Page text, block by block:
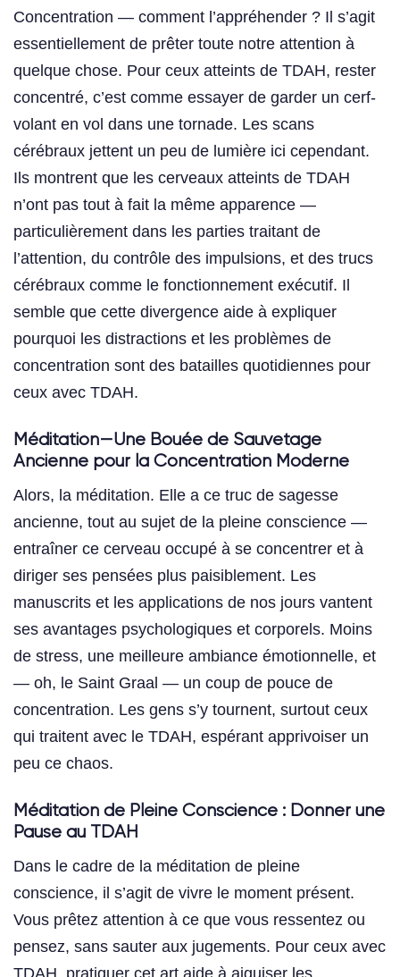
Concentration — comment l’appréhender ? Il s’agit
essentiellement de prêter toute notre attention à
quelque chose. Pour ceux atteints de TDAH, rester
concentré, c’est comme essayer de garder un cerf-
volant en vol dans une tornade. Les scans
cérébraux jettent un peu de lumière ici cependant.
Ils montrent que les cerveaux atteints de TDAH
n’ont pas tout à fait la même apparence —
particulièrement dans les parties traitant de
l’attention, du contrôle des impulsions, et des trucs
cérébraux comme le fonctionnement exécutif. Il
semble que cette divergence aide à expliquer
pourquoi les distractions et les problèmes de
concentration sont des batailles quotidiennes pour
ceux avec TDAH.
Méditation—Une Bouée de Sauvetage
Ancienne pour la Concentration Moderne
Alors, la méditation. Elle a ce truc de sagesse
ancienne, tout au sujet de la pleine conscience —
entraîner ce cerveau occupé à se concentrer et à
diriger ses pensées plus paisiblement. Les
manuscrits et les applications de nos jours vantent
ses avantages psychologiques et corporels. Moins
de stress, une meilleure ambiance émotionnelle, et
— oh, le Saint Graal — un coup de pouce de
concentration. Les gens s’y tournent, surtout ceux
qui traitent avec le TDAH, espérant apprivoiser un
peu ce chaos.
Méditation de Pleine Conscience : Donner une
Pause au TDAH
Dans le cadre de la méditation de pleine
conscience, il s’agit de vivre le moment présent.
Vous prêtez attention à ce que vous ressentez ou
pensez, sans sauter aux jugements. Pour ceux avec
TDAH, pratiquer cet art aide à aiguiser les